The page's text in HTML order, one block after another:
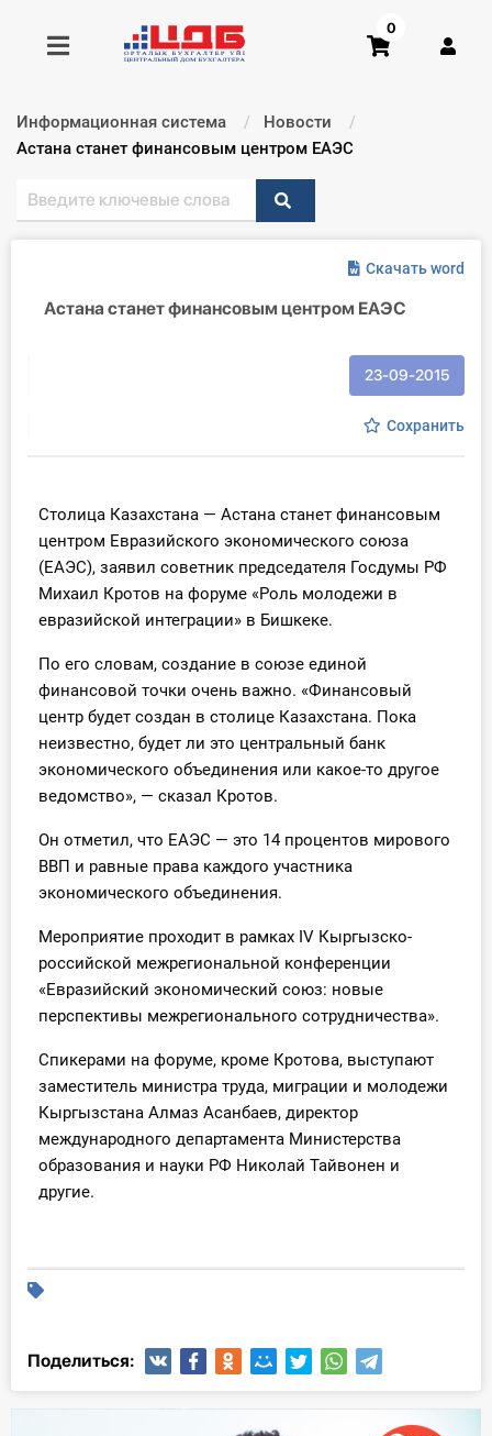
Получить консультацию
Купить доступ
Формы
Инструменты
Вебинары
Участник ВЭД
Практика ИП
Кадры. Труд. Зарплата.
Учет по отраслям
Юридический помощник
Интернет-магазин
О Системе
Обучение
0
Информационная система
Новости
Текущий:
Астана станет финансовым центром ЕАЭС
Скачать word
Астана станет финансовым центром ЕАЭС
23-09-2015
Сохранить
Столица Казахстана — Астана станет финансовым
центром Евразийского экономического союза
(ЕАЭС), заявил советник председателя Госдумы РФ
Михаил Кротов на форуме «Роль молодежи в
евразийской интеграции» в Бишкеке.
По его словам, создание в союзе единой
финансовой точки очень важно. «Финансовый
центр будет создан в столице Казахстана. Пока
неизвестно, будет ли это центральный банк
экономического объединения или какое-то другое
ведомство», — сказал Кротов.
Он отметил, что ЕАЭС — это 14 процентов мирового
ВВП и равные права каждого участника
экономического объединения.
Мероприятие проходит в рамках IV Кыргызско-
российской межрегиональной конференции
«Евразийский экономический союз: новые
перспективы межрегионального сотрудничества».
Спикерами на форуме, кроме Кротова, выступают
заместитель министра труда, миграции и молодежи
Кыргызстана Алмаз Асанбаев, директор
международного департамента Министерства
образования и науки РФ Николай Тайвонен и
другие.
Поделиться: